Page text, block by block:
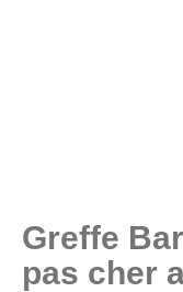
Greffe
pas cher